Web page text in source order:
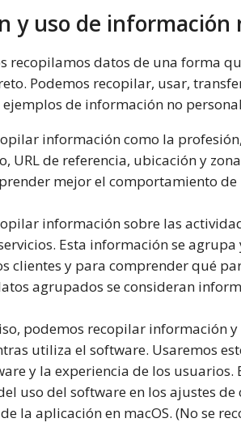
y uso de información
recopilamos datos de una forma
Podemos recopilar, usar,
ejemplos de información no
información como la
URL de referencia, ubicación y
mejor el comportamiento
información sobre las
Esta información se
clientes y para comprender qué
agrupados se consideran
podemos recopilar información
utiliza el software. Usaremos
y la experiencia de los
uso del software en los ajustes
la aplicación en macOS. (No se